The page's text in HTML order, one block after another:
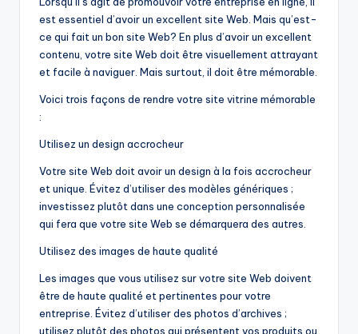
est essentiel d’avoir un excellent site Web. Mais qu’est-
ce qui fait un bon site Web? En plus d’avoir un excellent
contenu, votre site Web doit être visuellement attrayant
et facile à naviguer. Mais surtout, il doit être mémorable.
Voici trois façons de rendre votre site vitrine mémorable
:
Utilisez un design accrocheur
Votre site Web doit avoir un design à la fois accrocheur
et unique. Évitez d’utiliser des modèles génériques ;
investissez plutôt dans une conception personnalisée
qui fera que votre site Web se démarquera des autres.
Utilisez des images de haute qualité
Les images que vous utilisez sur votre site Web doivent
être de haute qualité et pertinentes pour votre
entreprise. Évitez d’utiliser des photos d’archives ;
utilisez plutôt des photos qui présentent vos produits ou